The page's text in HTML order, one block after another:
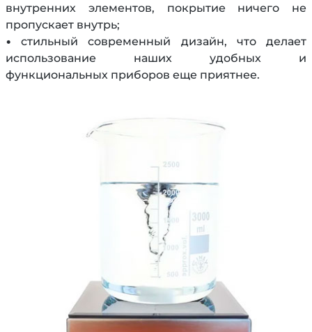
внутренних элементов, покрытие ничего не
пропускает внутрь;
• стильный современный дизайн, что делает
использование наших удобных и
функциональных приборов еще приятнее.